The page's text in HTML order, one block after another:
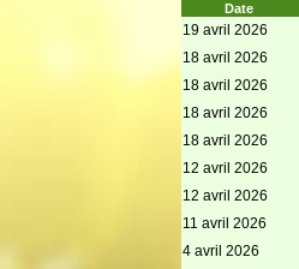
Date
19 avril 2026
18 avril 2026
18 avril 2026
18 avril 2026
18 avril 2026
12 avril 2026
12 avril 2026
11 avril 2026
4 avril 2026